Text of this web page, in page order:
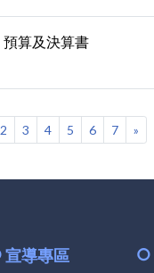
預算及決算書
2 3 4 5 6 7 »
宣導專區